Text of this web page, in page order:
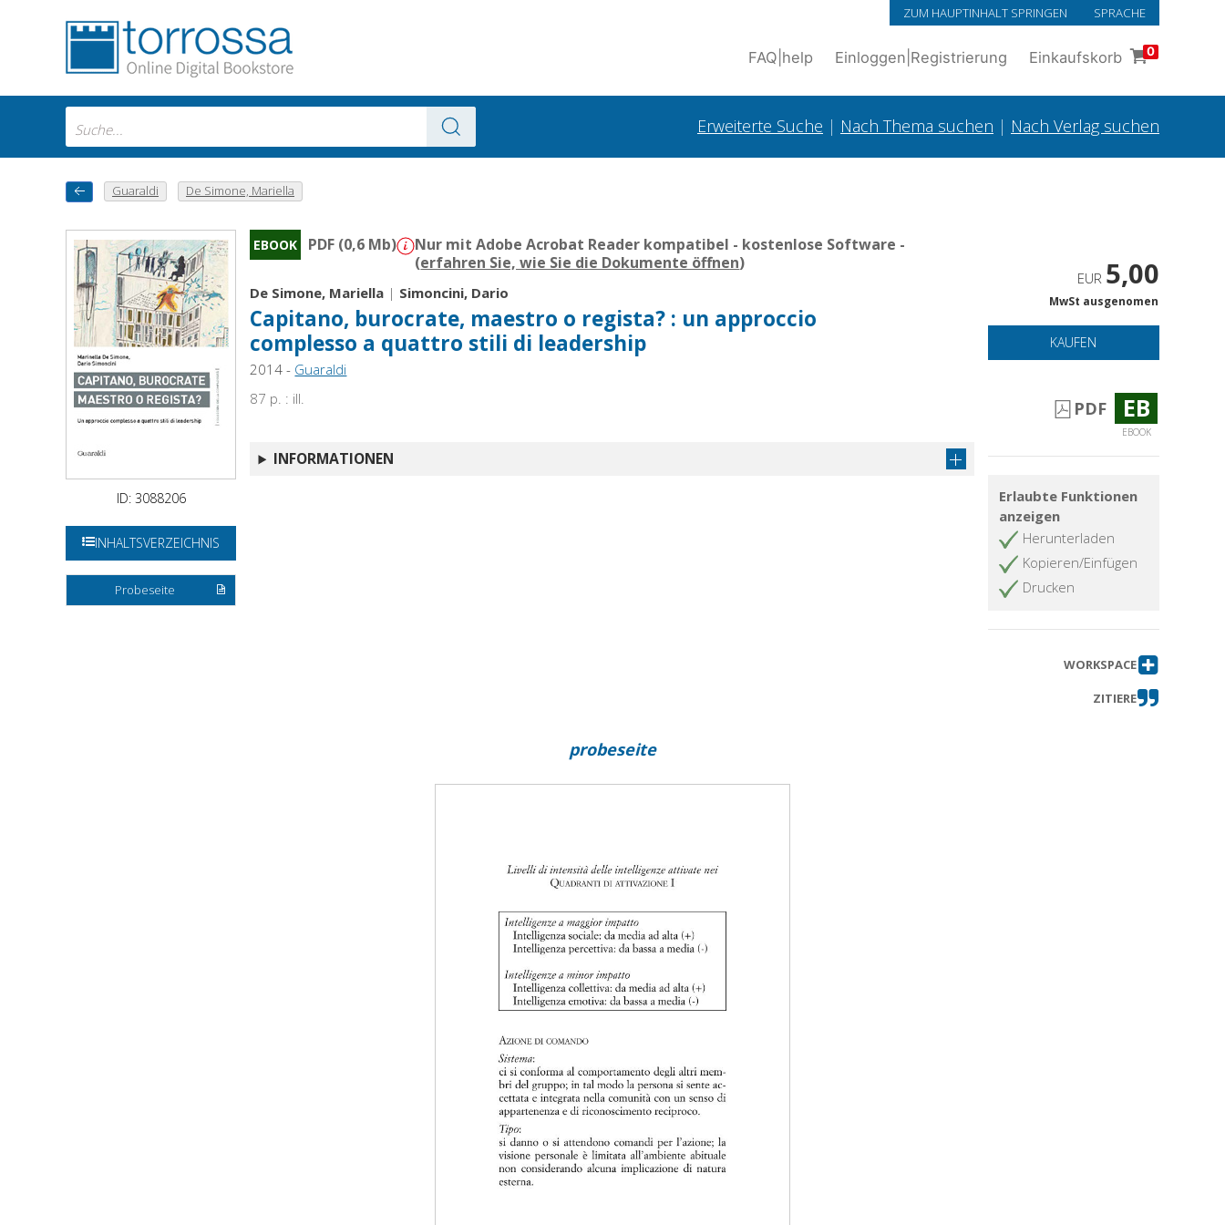
ZUM HAUPTINHALT SPRINGEN SPRACHE
FAQ help Einloggen Registrierung Einkaufskorb 0
Erweiterte Suche | Nach Thema suchen | Nach Verlag suchen
Guaraldi De Simone, Mariella
ID: 3088206
INHALTSVERZEICHNIS
Probeseite
EBOOK PDF (0,6 Mb)
Nur mit Adobe Acrobat Reader kompatibel - kostenlose Software -
(erfahren Sie, wie Sie die Dokumente öffnen)
De Simone, Mariella | Simoncini, Dario
Capitano, burocrate, maestro o regista? : un approccio
complesso a quattro stili di leadership
2014 - Guaraldi
87 p. : ill.
INFORMATIONEN
EUR 5,00
MwSt ausgenomen
KAUFEN
PDF EB
EBOOK
Erlaubte Funktionen
anzeigen
Herunterladen
Kopieren/Einfügen
Drucken
WORKSPACE
ZITIERE
probeseite